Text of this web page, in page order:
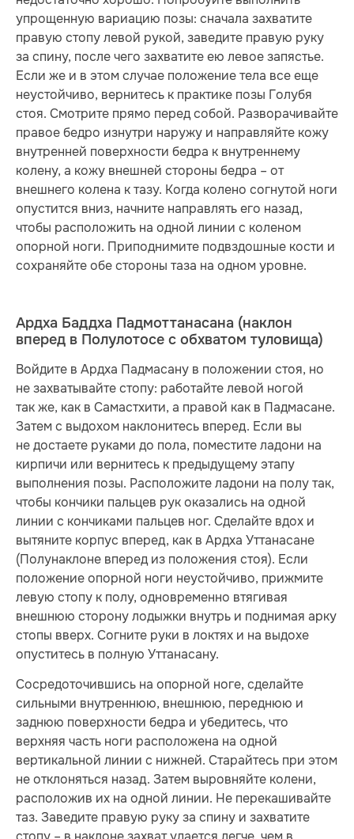
упрощенную вариацию позы: сначала захватите
правую стопу левой рукой, заведите правую руку
за спину, после чего захватите ею левое запястье.
Если же и в этом случае положение тела все еще
неустойчиво, вернитесь к практике позы Голубя
стоя. Смотрите прямо перед собой. Разворачивайте
правое бедро изнутри наружу и направляйте кожу
внутренней поверхности бедра к внутреннему
колену, а кожу внешней стороны бедра – от
внешнего колена к тазу. Когда колено согнутой ноги
опустится вниз, начните направлять его назад,
чтобы расположить на одной линии с коленом
опорной ноги. Приподнимите подвздошные кости и
сохраняйте обе стороны таза на одном уровне.
Ардха Баддха Падмоттанасана (наклон
вперед в Полулотосе с обхватом туловища)
Войдите в Ардха Падмасану в положении стоя, но
не захватывайте стопу: работайте левой ногой
так же, как в Самастхити, а правой как в Падмасане.
Затем с выдохом наклонитесь вперед. Если вы
не достаете руками до пола, поместите ладони на
кирпичи или вернитесь к предыдущему этапу
выполнения позы. Расположите ладони на полу так,
чтобы кончики пальцев рук оказались на одной
линии с кончиками пальцев ног. Сделайте вдох и
вытяните корпус вперед, как в Ардха Уттанасане
(Полунаклоне вперед из положения стоя). Если
положение опорной ноги неустойчиво, прижмите
левую стопу к полу, одновременно втягивая
внешнюю сторону лодыжки внутрь и поднимая арку
стопы вверх. Согните руки в локтях и на выдохе
опуститесь в полную Уттанасану.
Сосредоточившись на опорной ноге, сделайте
сильными внутреннюю, внешнюю, переднюю и
заднюю поверхности бедра и убедитесь, что
верхняя часть ноги расположена на одной
вертикальной линии с нижней. Старайтесь при этом
не отклоняться назад. Затем выровняйте колени,
расположив их на одной линии. Не перекашивайте
таз. Заведите правую руку за спину и захватите